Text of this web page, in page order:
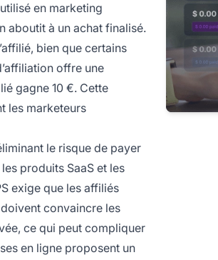
en marketing
aboutit à un achat finalisé.
bien que certains
offre une
gagne 10 €. Cette
les marketeurs
le risque de payer
produits SaaS et les
exige que les affiliés
convaincre les
ce qui peut compliquer
en ligne proposent un